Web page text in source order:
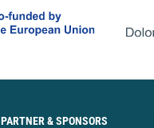
PARTNER & SPONSORS